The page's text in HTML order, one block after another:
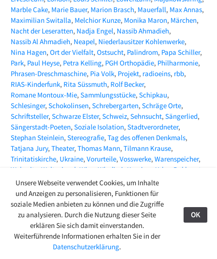
Marble Cake Marie Bauer Marion Brasch Mauerfall Max Annas
Maximilian Switalla Melchior Kunze Monika Maron Märchen
Nacht der Leseratten Nadja Engel Nassib Ahmadieh
Nassib Al Ahmadieh Neapel Niederlausitzer Kohlenwerke
Nina Hagen Ort der Vielfalt Ostsucht Palindrom Papa Schiller
Park Paul Heyse Petra Kelling PGH Orthopädie Philharmonie
Phrasen-Dreschmaschine Pia Volk Projekt radioeins rbb
RIAS-Kinderfunk Rita Süssmuth Rolf Becker
Romane Montoux-Mie Sammlungsstücke Schipkau
Schlesinger Schokolinsen Schrebergarten Schräge Orte
Schriftsteller Schwarze Elster Schweiz Sehnsucht Sängerlied
Sängerstadt-Poeten Soziale Isolation Stadtverordneter
Stephan Steinlein Stereografie Tag des offenen Denkmals
Tatjana Jury Theater Thomas Mann Tilmann Krause
Trinitatiskirche Ukraine Vorurteile Vosswerke Warenspeicher
Webseite
Weltspiegel Wien Wladimir Kaminer
Yehor Bakhmut
ZEITMAGAZIN Zeitungsartikel Zoë Beck
27.08.24
© 2009-2026 Ring-Café Finsterwalde Kontakt
Stadtgespräche
Unsere Webseite verwendet Cookies, um Inhalte
und Anzeigen zu personalisieren, Funktionen für
soziale Medien anbieten zu können und die Zugriffe
zu analysieren. Durch die Nutzung dieser Seite
erklären Sie sich damit einverstanden.
Weiterführende Informationen erhalten Sie in der
Datenschutzerklärung.
OK